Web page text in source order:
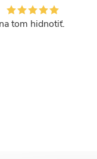
tom hidnotiť.